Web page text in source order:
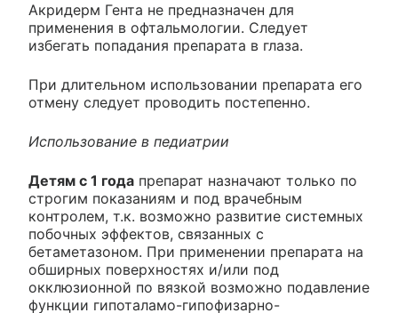
Акридерм Гента не предназначен для
применения в офтальмологии. Следует
избегать попадания препарата в глаза.
При длительном использовании препарата его
отмену следует проводить постепенно.
Использование в педиатрии
Детям с 1 года препарат назначают только по
строгим показаниям и под врачебным
контролем, т.к. возможно развитие системных
побочных эффектов, связанных с
бетаметазоном. При применении препарата на
обширных поверхностях и/или под
окклюзионной по вязкой возможно подавление
функции гипоталамо-гипофизарно-